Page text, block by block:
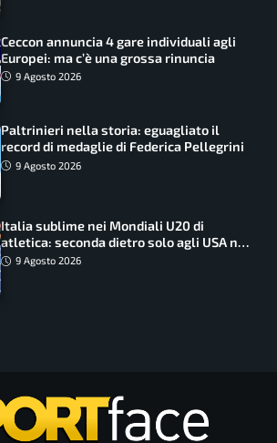
Ceccon annuncia 4 gare individuali agli
Europei: ma c’è una grossa rinuncia
9 Agosto 2026
Paltrinieri nella storia: eguagliato il
record di medaglie di Federica Pellegrini
9 Agosto 2026
Italia sublime nei Mondiali U20 di
atletica: seconda dietro solo agli USA nel
medagliere
9 Agosto 2026